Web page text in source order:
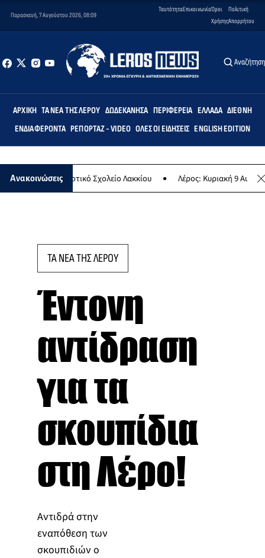
Παρασκευή, 7 Αυγούστου 2026, 08:09
ΤαυτότηταΕπικοινωνίαΌροι
Χρήσης
Πολιτική
Απορρήτου
Αναζήτηση
ΑΡΧΙΚΉ ΤΑ ΝΈΑ ΤΗΣ ΛΈΡΟΥ ΔΩΔΕΚΆΝΗΣΑ ΠΕΡΙΦΈΡΕΙΑ ΕΛΛΆΔΑ ΔΙΕΘΝΉ
ΕΝΔΙΑΦΈΡΟΝΤΑ ΡΕΠΟΡΤΆΖ - VIDEO ΌΛΕΣ ΟΙ ΕΙΔΉΣΕΙΣ ENGLISH EDITION
Ανακοινώσεις
στο Δημοτικό Σχολείο Λακκίου Λέρος: Κυριακή 9
ΤΑ ΝΕΑ ΤΗΣ ΛΕΡΟΥ
Έντονη
αντίδραση
για τα
σκουπίδια
στη Λέρο!
Αντιδρά στην
εναπόθεση των
σκουπιδιών ο